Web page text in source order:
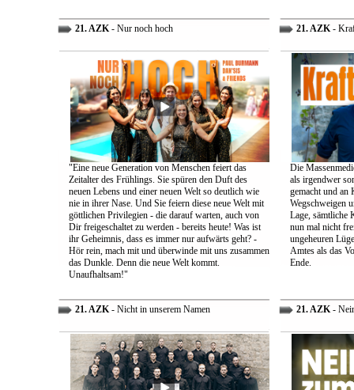
21. AZK- Nur noch hoch
"Eine neue Generation von Menschen feiert das
Zeitalter des Frühlings. Sie spüren den Duft des
neuen Lebens und einer neuen Welt so deutlich wie
nie in ihrer Nase. Und Sie feiern diese neue Welt mit
göttlichen Privilegien - die darauf warten, auch von
Dir freigeschaltet zu werden - bereits heute! Was ist
ihr Geheimnis, dass es immer nur aufwärts geht? -
Hör rein, mach mit und überwinde mit uns zusammen
das Dunkle. Denn die neue Welt kommt.
Unaufhaltsam!"
21. AZK-
Die
als irgendwer
gemacht und an
Wegschweigen
Lage, sämtliche
nun mal nicht
ungeheuren
Amtes als das
Ende.
21. AZK- Nicht in unserem Namen 21. AZK-